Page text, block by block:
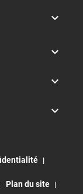




Plan du site